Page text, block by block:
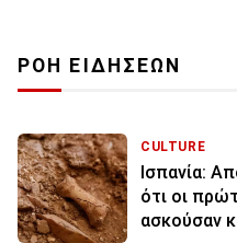
ΡΟΗ ΕΙΔΗΣΕΩΝ
CULTURE
Ισπανία:
ότι οι
ασκούσαν